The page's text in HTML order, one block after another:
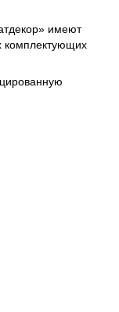
имеют
комплектующих